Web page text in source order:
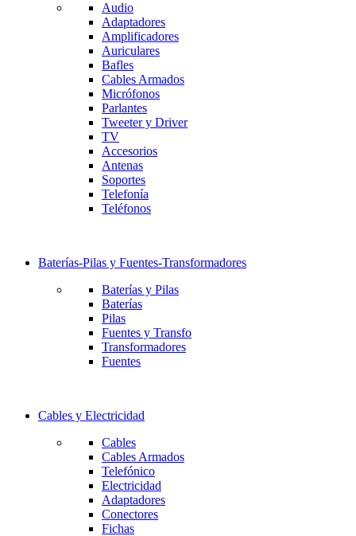
Audio
Adaptadores
Amplificadores
Auriculares
Bafles
Cables Armados
Micrófonos
Parlantes
Tweeter y Driver
TV
Accesorios
Antenas
Soportes
Telefonía
Teléfonos
Baterías-Pilas y Fuentes-Transformadores
Baterías y Pilas
Baterías
Pilas
Fuentes y Transfo
Transformadores
Fuentes
Cables y Electricidad
Cables
Cables Armados
Telefónico
Electricidad
Adaptadores
Conectores
Fichas